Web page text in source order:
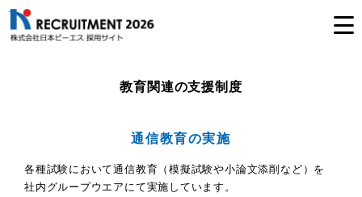
教育関連の支援制度
通信教育の実施
各種試験において通信教育（模擬試験や小論文添削など）を
社内グループウエアにて実施しています。